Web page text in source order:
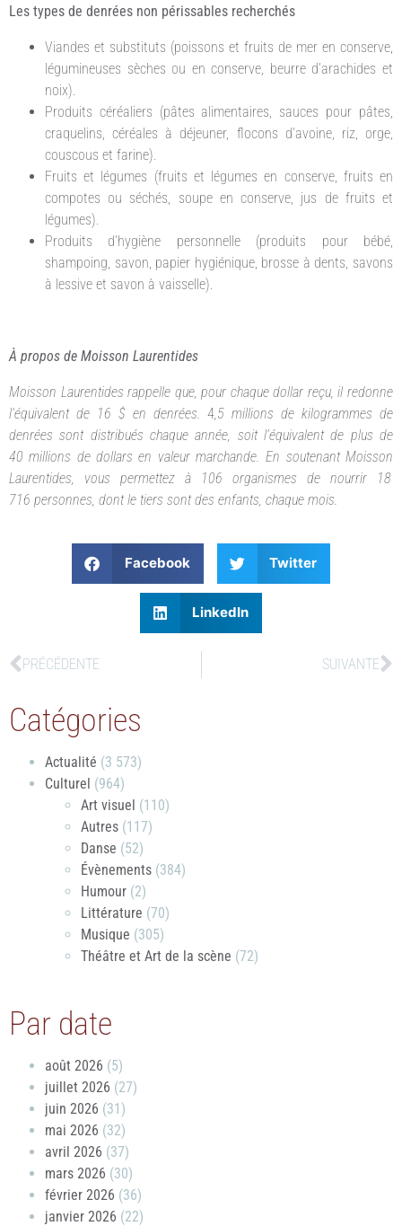
Les types de denrées non périssables recherchés
Viandes et substituts (poissons et fruits de mer en conserve,
légumineuses sèches ou en conserve, beurre d’arachides et
noix).
Produits céréaliers (pâtes alimentaires, sauces pour pâtes,
craquelins, céréales à déjeuner, flocons d’avoine, riz, orge,
couscous et farine).
Fruits et légumes (fruits et légumes en conserve, fruits en
compotes ou séchés, soupe en conserve, jus de fruits et
légumes).
Produits d’hygiène personnelle (produits pour bébé,
shampoing, savon, papier hygiénique, brosse à dents, savons
à lessive et savon à vaisselle).
À propos de Moisson Laurentides
Moisson Laurentides rappelle que, pour chaque dollar reçu, il redonne
l’équivalent de 16 $ en denrées. 4,5 millions de kilogrammes de
denrées sont distribués chaque an­née, soit l’équivalent de plus de
40 millions de dollars en valeur marchande. En soutenant Moisson
Laurentides, vous permettez à 106 organismes de nourrir 18
716 personnes, dont le tiers sont des enfants, chaque mois.
Facebook Twitter
LinkedIn
PRÉCÉDENTE SUIVANTE
Catégories
Actualité (3 573)
Culturel (964)
Art visuel (110)
Autres (117)
Danse (52)
Évènements (384)
Humour (2)
Littérature (70)
Musique (305)
Théâtre et Art de la scène (72)
Par date
août 2026 (5)
juillet 2026 (27)
juin 2026 (31)
mai 2026 (32)
avril 2026 (37)
mars 2026 (30)
février 2026 (36)
janvier 2026 (22)